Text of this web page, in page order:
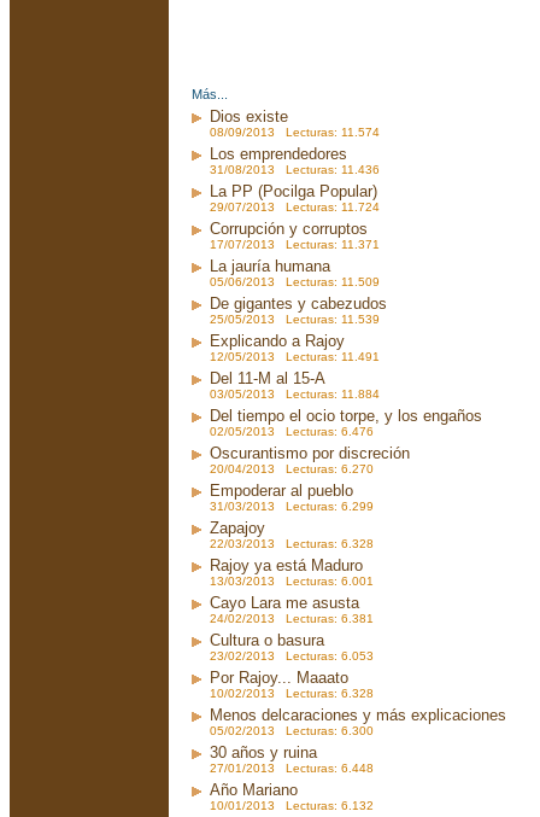
Más...
Dios existe
08/09/2013 Lecturas: 11.574
Los emprendedores
31/08/2013 Lecturas: 11.436
La PP (Pocilga Popular)
29/07/2013 Lecturas: 11.724
Corrupción y corruptos
17/07/2013 Lecturas: 11.371
La jauría humana
05/06/2013 Lecturas: 11.509
De gigantes y cabezudos
25/05/2013 Lecturas: 11.539
Explicando a Rajoy
12/05/2013 Lecturas: 11.491
Del 11-M al 15-A
03/05/2013 Lecturas: 11.884
Del tiempo el ocio torpe, y los engaños
02/05/2013 Lecturas: 6.476
Oscurantismo por discreción
20/04/2013 Lecturas: 6.270
Empoderar al pueblo
31/03/2013 Lecturas: 6.299
Zapajoy
22/03/2013 Lecturas: 6.328
Rajoy ya está Maduro
13/03/2013 Lecturas: 6.001
Cayo Lara me asusta
24/02/2013 Lecturas: 6.381
Cultura o basura
23/02/2013 Lecturas: 6.053
Por Rajoy... Maaato
10/02/2013 Lecturas: 6.328
Menos delcaraciones y más explicaciones
05/02/2013 Lecturas: 6.300
30 años y ruina
27/01/2013 Lecturas: 6.448
Año Mariano
10/01/2013 Lecturas: 6.132